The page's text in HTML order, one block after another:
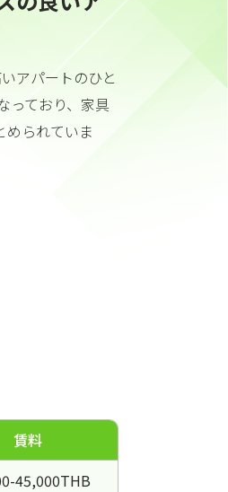
アパートのひと
っており、家具
められていま
賃料
45,000THB